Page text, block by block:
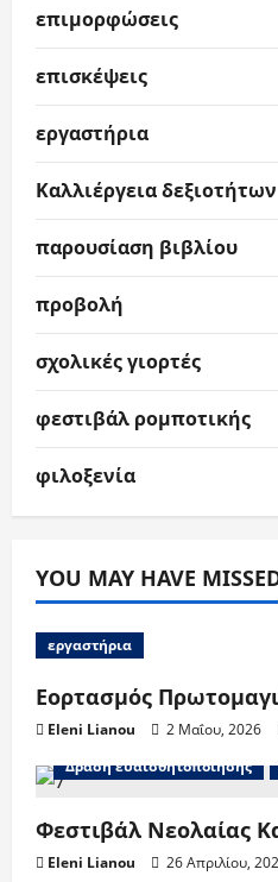
επιμορφώσεις
επισκέψεις
εργαστήρια
Καλλιέργεια δεξιοτήτων
παρουσίαση βιβλίου
προβολή
σχολικές γιορτές
φεστιβάλ ρομποτικής
φιλοξενία
YOU MAY HAVE
εργαστήρια
Εορτασμός
Eleni Lianou 2 Μαΐου, 2026
Δράση ευαισθητοποίησης
Φεστιβάλ Νεολαίας
Eleni Lianou 26 Απριλίου,